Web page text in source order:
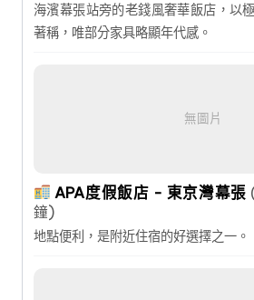
海濱幕張站旁的老錢風奢華飯店，以
著稱，唯部分家具略顯年代感。
無圖片
APA度假飯店 - 東京灣幕張
鐘)
地點便利，是附近住宿的好選擇之一。